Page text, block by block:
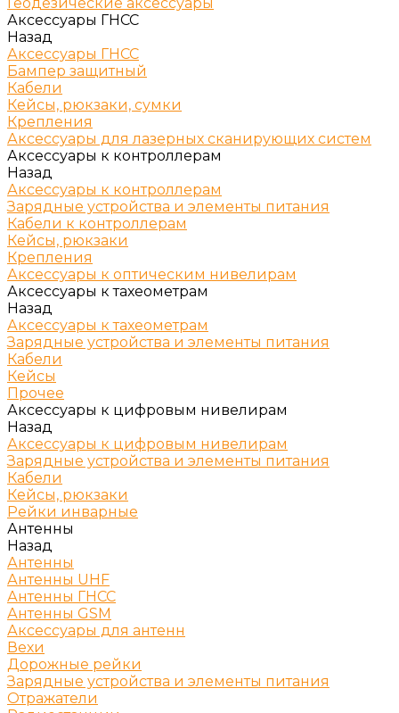
Аксессуары ГНСС
Назад
Аксессуары ГНСС
Бампер защитный
Кабели
Кейсы, рюкзаки, сумки
Крепления
Аксессуары для лазерных сканирующих систем
Аксессуары к контроллерам
Назад
Аксессуары к контроллерам
Зарядные устройства и элементы питания
Кабели к контроллерам
Кейсы, рюкзаки
Крепления
Аксессуары к оптическим нивелирам
Аксессуары к тахеометрам
Назад
Аксессуары к тахеометрам
Зарядные устройства и элементы питания
Кабели
Кейсы
Прочее
Аксессуары к цифровым нивелирам
Назад
Аксессуары к цифровым нивелирам
Зарядные устройства и элементы питания
Кабели
Кейсы, рюкзаки
Рейки инварные
Антенны
Назад
Антенны
Антенны UHF
Антенны ГНСС
Антенны GSM
Аксессуары для антенн
Вехи
Дорожные рейки
Зарядные устройства и элементы питания
Отражатели